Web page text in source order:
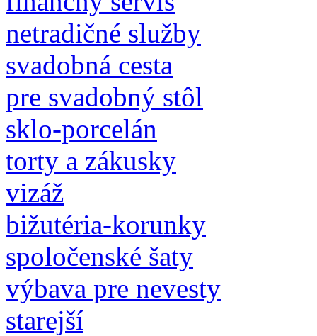
netradičné služby
svadobná cesta
pre svadobný stôl
sklo-porcelán
torty a zákusky
vizáž
bižutéria-korunky
spoločenské šaty
výbava pre nevesty
starejší